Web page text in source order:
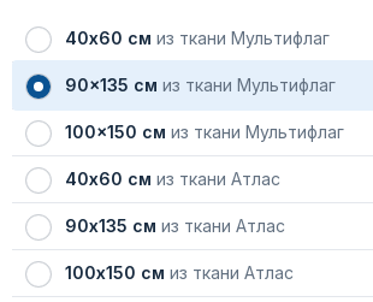
40х60 см из ткани Мультифлаг
90x135 см из ткани Мультифлаг
100x150 см из ткани Мультифлаг
40х60 см из ткани Атлас
90х135 см из ткани Атлас
100х150 см из ткани Атлас